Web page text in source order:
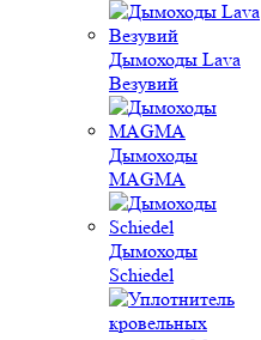
Дымоходы Lava
Везувий
Дымоходы
MAGMA
Дымоходы
Schiedel